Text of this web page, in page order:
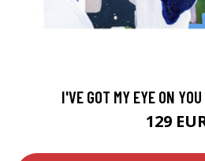
I'VE GOT MY EYE ON
129